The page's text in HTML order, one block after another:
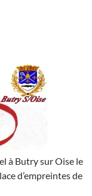
à Butry sur Oise le
d’empreintes de